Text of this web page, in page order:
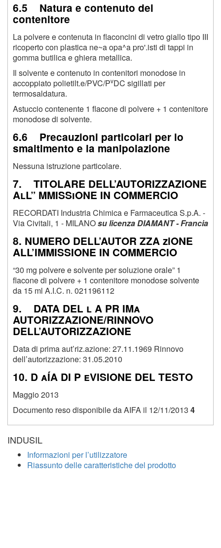
6.5 Natura e contenuto del
contenitore
La polvere e contenuta in flaconcini di vetro giallo tipo III
ricoperto con plastica ne~a opa^a pro'.isti di tappi in
gomma butilica e ghiera metallica.
Il solvente e contenuto in contenitori monodose in
accoppiato polietilt.e/PVC/PvDC sigillati per
termosaldatura.
Astuccio contenente 1 flacone di polvere + 1 contenitore
monodose di solvente.
6.6 Precauzioni particolari per lo
smaltimento e la manipolazione
Nessuna istruzione particolare.
7. TITOLARE DELL’AUTORIZZAZIONE
AlL” MMISSiONE IN COMMERCIO
RECORDATI Industria Chimica e Farmaceutica S.p.A. -
Via Civitali, 1 - MILANOsu licenza DIAMANT - Francia
8. NUMERO DELL’AUTOR ZZA ziONE
ALL’IMMISSIONE IN COMMERCIO
“30 mg polvere e solvente per soluzione orale” 1
flacone di polvere + 1 contenitore monodose solvente
da 15 ml A.I.C. n. 021196112
9. DATA DEL l A PR IMa
AUTORIZZAZIONE/RINNOVO
DELL’AUTORIZZAZIONE
Data di prima aut’riz.azione: 27.11.1969 Rinnovo
dell’autorizzazione: 31.05.2010
10. D aÍA DI P eVISIONE DEL TESTO
Maggio 2013
Documento reso disponibile da AIFA il 12/11/2013 4
INDUSIL
Informazioni per l’utilizzatore
Riassunto delle caratteristiche del prodotto